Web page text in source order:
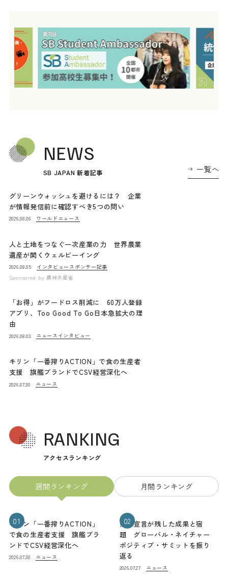
NEWS
SB JAPAN 新着記事 一覧へ
グリーンウォッシュを避けるには？ 企業
が情報発信前に確認すべき5つの問い
2026.08.06 ワールドニュース
人と土地をつなぐ一次産業の力 世界農業
遺産が開くウェルビーイング
2026.08.05 インタビュー スポンサー記事
Sponsored by 農林水産省
「お得」がフードロス削減に 60万人登録
アプリ、Too Good To Go日本急拡大の理
由
2026.08.03 ニュース インタビュー
キリン「一番搾りACTION」で食の生産者
支援 旗艦ブランドでCSV経営深化へ
2026.07.30 ニュース
RANKING
アクセスランキング
週間ランキング 月間ランキング
01
キリン「一番搾りACTION」
で食の生産者支援 旗艦ブラ
ンドでCSV経営深化へ
2026.07.30 ニュース
02
熊本宣言が残した成果と宿
題 グローバル・ネイチャー
ポジティブ・サミットを振り
返る
2026.07.27 ニュース